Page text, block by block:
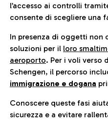
l’accesso ai controlli
consente di scegliere una
In presenza di oggetti non
soluzioni per il loro
aeroporto. Per i voli verso
Schengen, il percorso
immigrazione e dogana
Conoscere queste fasi
sicurezza e a evitare